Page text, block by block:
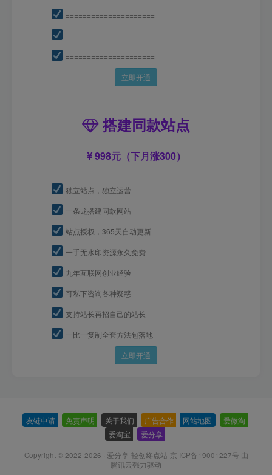
=====================
=====================
=====================
立即开通
搭建同款站点
998元（下月涨300）
独立站点，独立运营
一条龙搭建同款网站
站点授权，365天自动更新
一手无水印资源永久免费
九年互联网创业经验
可私下咨询各种疑惑
支持站长再招自己的站长
一比一复制全套方法包落地
立即开通
友链申请 免责声明 关于我们 广告合作 网站地图 爱微淘
爱淘宝
爱分享
Copyright © 2022-2026 · 爱分享-轻创终点站-京 ICP备19001227号 由
腾讯云强力驱动